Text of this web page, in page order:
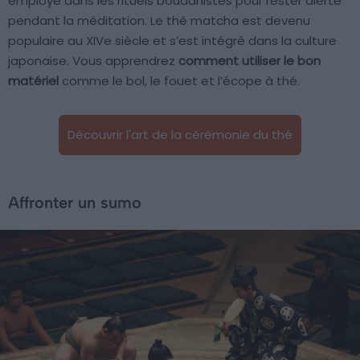
pendant la méditation. Le thé matcha est devenu
populaire au XIVe siècle et s’est intégré dans la culture
japonaise. Vous apprendrez comment utiliser le bon
matériel comme le bol, le fouet et l’écope à thé.
Découvrir l'art de la cérémonie du thé
Affronter un sumo